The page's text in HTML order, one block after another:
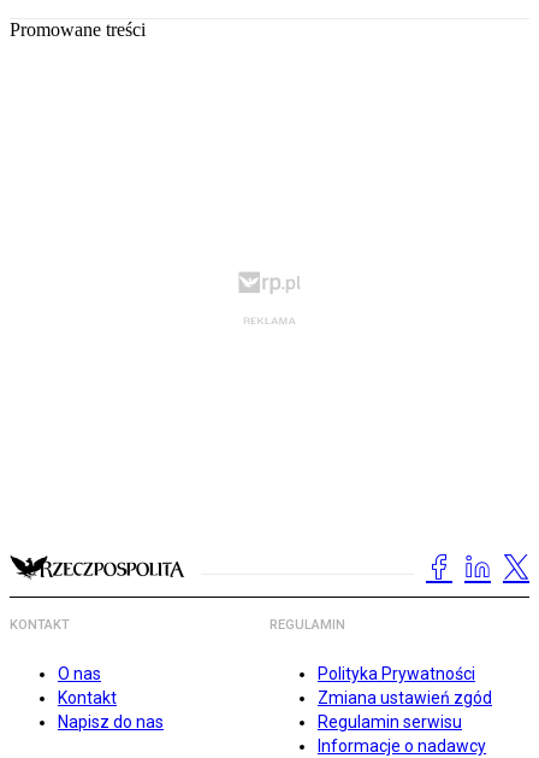
Promowane treści
KONTAKT
O nas
Kontakt
Napisz do nas
REGULAMIN
Polityka Prywatności
Zmiana ustawień zgód
Regulamin serwisu
Informacje o nadawcy